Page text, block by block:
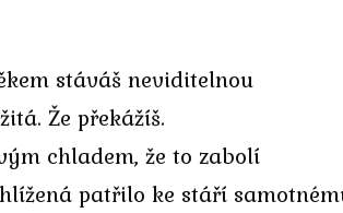
stáváš neviditelnou
Že překážíš.
chladem, že to zabolí
patřilo ke stáří